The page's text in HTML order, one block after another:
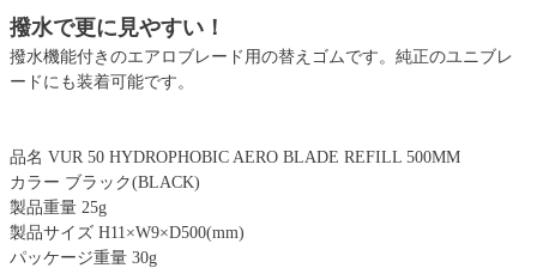
撥水で更に見やすい！
撥水機能付きのエアロブレード用の替えゴムです。純正のユニブレ
ードにも装着可能です。
品名 VUR 50 HYDROPHOBIC AERO BLADE REFILL 500MM
カラー ブラック(BLACK)
製品重量 25g
製品サイズ H11×W9×D500(mm)
パッケージ重量 30g